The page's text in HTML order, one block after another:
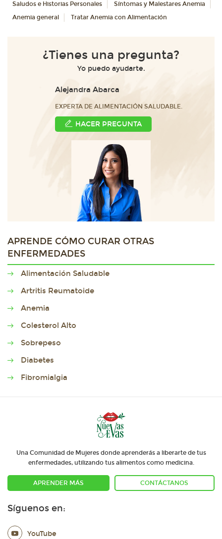
Saludos e Historias Personales
Síntomas y Malestares Anemia
Anemia general
Tratar Anemia con Alimentación
¿Tienes una pregunta?
Yo puedo ayudarte.
Alejandra Abarca
EXPERTA DE ALIMENTACIÓN SALUDABLE.
HACER PREGUNTA
APRENDE CÓMO CURAR OTRAS
ENFERMEDADES
Alimentación Saludable
Artritis Reumatoide
Anemia
Colesterol Alto
Sobrepeso
Diabetes
Fibromialgia
Una Comunidad de Mujeres donde aprenderás a liberarte de tus
enfermedades, utilizando tus alimentos como medicina.
APRENDER MÁS CONTÁCTANOS
Síguenos en:
YouTube